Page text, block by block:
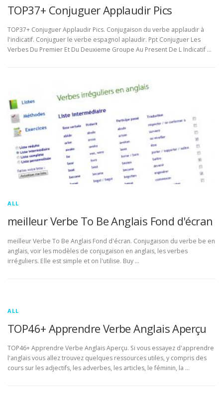
TOP37+ Conjuguer Applaudir Pics
TOP37+ Conjuguer Applaudir Pics. Conjugaison du verbe applaudir à
l'indicatif. Conjuguer le verbe espagnol aplaudir. Ppt Conjuguer Les
Verbes Du Premier Et Du Deuxieme Groupe Au Present De L Indicatif …
ALL
meilleur Verbe To Be Anglais Fond d'écran
meilleur Verbe To Be Anglais Fond d'écran. Conjugaison du verbe be en
anglais, voir les modèles de conjugaison en anglais, les verbes
irréguliers. Elle est simple et on l'utilise. Buy …
ALL
TOP46+ Apprendre Verbe Anglais Aperçu
TOP46+ Apprendre Verbe Anglais Aperçu. Si vous essayez d'apprendre
l'anglais vous allez trouvez quelques ressources utiles, y compris des
cours sur les adjectifs, les adverbes, les articles, le féminin, la …